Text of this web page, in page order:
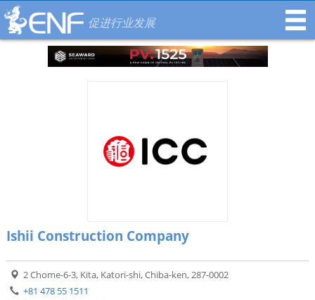
促进行业发展
Ishii Construction Company
2 Chome-6-3, Kita, Katori-shi, Chiba-ken, 287-0002
+81 478 55 1511